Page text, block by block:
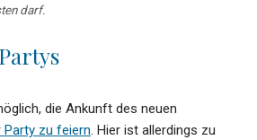
darf.
die Ankunft des neuen
Party zu feiern. Hier ist allerdings zu